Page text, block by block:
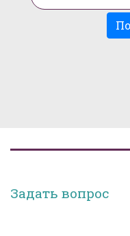
Задать вопрос